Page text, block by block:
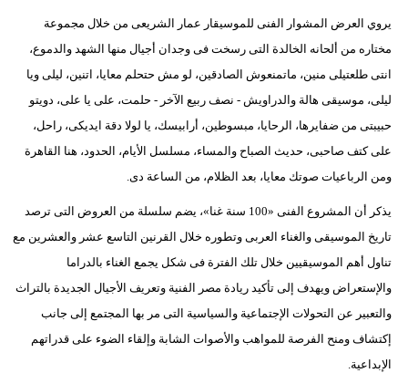
وتكنولوجيا
بيئة
فيديو
يروي العرض المشوار الفنى للموسيقار عمار الشريعى من خلال مجموعة
مختاره من ألحانه الخالدة التى رسخت فى وجدان أجيال منها الشهد والدموع،
انتى طلعتيلى منين، ماتمنعوش الصادقين، لو مش حتحلم معايا، اتنين، ليلى ويا
ليلى، موسيقى هالة والدراويش - نصف ربيع الآخر - حلمت، على يا على، دويتو
حبيبتى من ضفايرها، الرحايا، مبسوطين، أرابيسك، يا لولا دقة ايديكى، راحل،
على كتف صاحبى، حديث الصباح والمساء، مسلسل الأيام، الحدود، هنا القاهرة
ومن الرباعيات صوتك معايا، بعد الظلام، من الساعة دى.
يذكر أن المشروع الفنى «100 سنة غنا»، يضم سلسلة من العروض التى ترصد
تاريخ الموسيقى والغناء العربى وتطوره خلال القرنين التاسع عشر والعشرين مع
تناول أهم الموسيقيين خلال تلك الفترة فى شكل يجمع الغناء بالدراما
والإستعراض ويهدف إلى تأكيد ريادة مصر الفنية وتعريف الأجيال الجديدة بالتراث
والتعبير عن التحولات الإجتماعية والسياسية التى مر بها المجتمع إلى جانب
إكتشاف ومنح الفرصة للمواهب والأصوات الشابة وإلقاء الضوء على قدراتهم
الإبداعية.